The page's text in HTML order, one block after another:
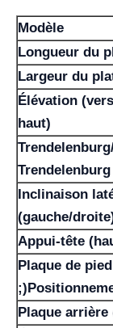
Modèle
Longueur du
Largeur du
Élévation
haut)
Trendelenburg
Inclinaison
(gauche/
Appui-tête
Plaque de
Plaque arrière